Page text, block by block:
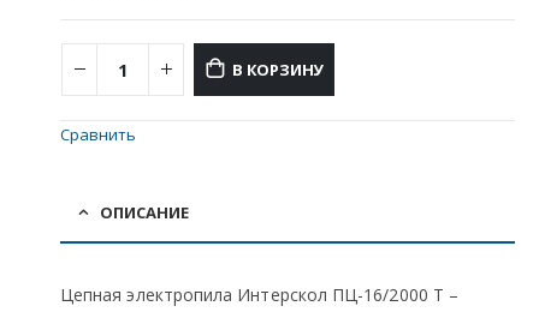
В КОРЗИНУ
Сравнить
ОПИСАНИЕ
Цепная электропила Интерскол ПЦ-16/2000 T –